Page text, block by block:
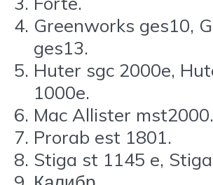
Greenworks ges10,
ges13.
Huter sgc 2000e,
1000e.
Mac Allister mst2000.
Prorab est 1801.
Stiga st 1145 e,